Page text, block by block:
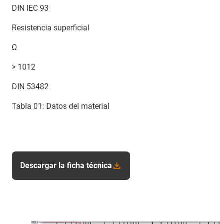
DIN IEC 93
Resistencia superficial
Ω
> 1012
DIN 53482
Tabla 01: Datos del material
Descargar la ficha técnica